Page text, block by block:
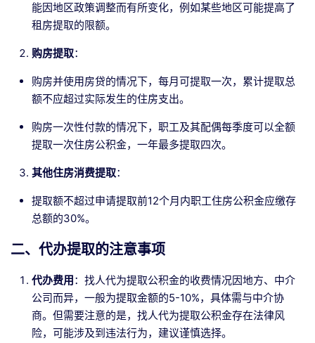
能因地区政策调整而有所变化，例如某些地区可能提高了
租房提取的限额。
购房提取：
购房并使用房贷的情况下，每月可提取一次，累计提取总
额不应超过实际发生的住房支出。
购房一次性付款的情况下，职工及其配偶每季度可以全额
提取一次住房公积金，一年最多提取四次。
其他住房消费提取：
提取额不超过申请提取前12个月内职工住房公积金应缴存
总额的30%。
二、代办提取的注意事项
代办费用：找人代为提取公积金的收费情况因地方、中介
公司而异，一般为提取金额的5-10%，具体需与中介协
商。但需要注意的是，找人代为提取公积金存在法律风
险，可能涉及到违法行为，建议谨慎选择。